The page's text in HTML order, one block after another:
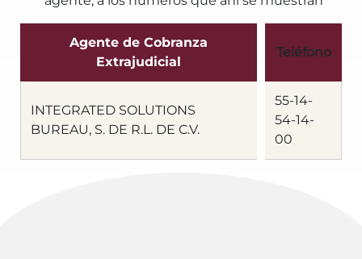
Agente de Cobranza
Extrajudicial
Teléfono
INTEGRATED SOLUTIONS
BUREAU, S. DE R.L. DE C.V.
55-14-
54-14-
00